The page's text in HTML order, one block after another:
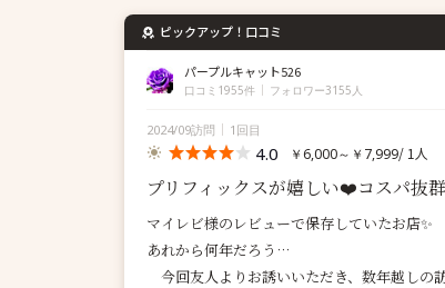
ピックアップ！口コミ
パープルキャット526
口コミ1955件 フォロワー3155人
2024/09訪問 1回目
4.0 ￥6,000～￥7,999/ 1人
プリフィックスが嬉しい❤️コスパ抜
マイレビ様のレビューで保存していたお店✨
あれから何年だろう…
今回友人よりお誘いいただき、数年越しの